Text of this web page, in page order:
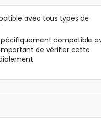
avec tous types de
compatible
de vérifier cette